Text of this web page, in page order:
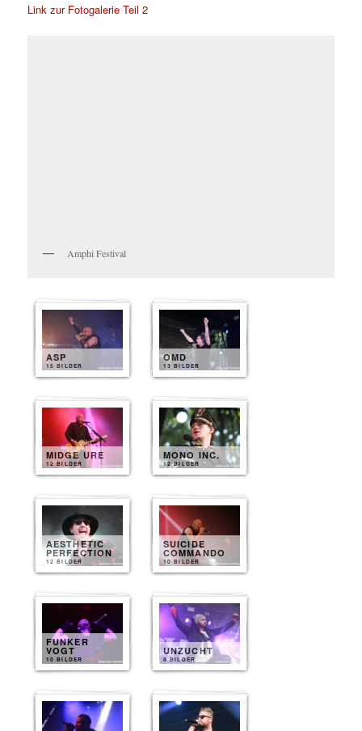
Link zur Fotogalerie Teil 2
Amphi Festival
ASP
15 BILDER
OMD
13 BILDER
MIDGE URE
12 BILDER
MONO INC.
12 BILDER
AESTHETIC
PERFECTION
12 BILDER
SUICIDE
COMMANDO
10 BILDER
FUNKER
VOGT
10 BILDER
UNZUCHT
8 BILDER